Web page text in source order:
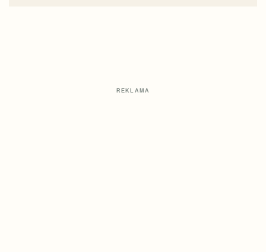
REKLAMA